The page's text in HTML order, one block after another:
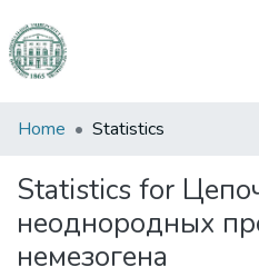
Communities
Collections
All of DSpace
Home Statistics
Statistics for
неоднородных
немезогена